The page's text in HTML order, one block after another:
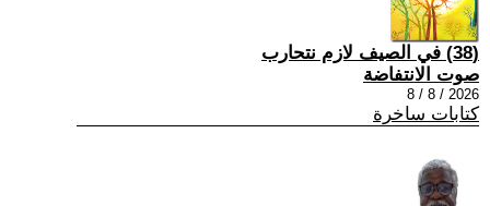
(38) في الصيف لازم نتحارب
صوت الانتفاضة
2026 / 8 / 8
كتابات ساخرة